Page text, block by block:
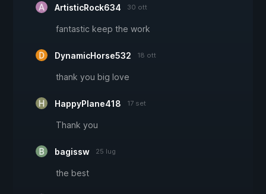
ArtisticRock634 30 ott
fantastic keep the work
DynamicHorse532 18 ott
thank you big love
HappyPlane418 17 set
Thank you
bagissw 25 lug
the best